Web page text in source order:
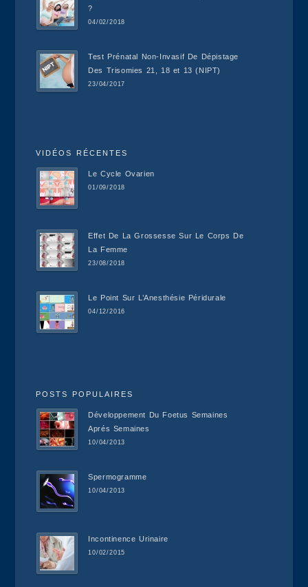
?
04/02/2018
Test Prénatal Non-Invasif De Dépistage
Des Trisomies 21, 18 et 13 (NIPT)
23/04/2017
VIDÉOS RÉCENTES
Le Cycle Ovarien
01/09/2018
Effet De La Grossesse Sur Le Corps De
La Femme
23/08/2018
Le Point Sur L’Anesthésie Péridurale
04/12/2016
POSTS POPULAIRES
Développement Du Foetus Semaines
Aprés Semaines
10/04/2013
Spermogramme
10/04/2013
Incontinence Urinaire
10/02/2015